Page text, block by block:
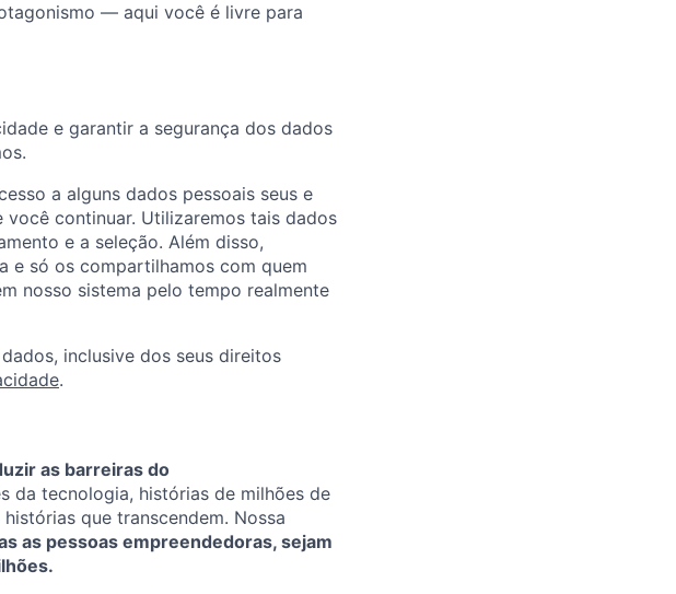
— aqui você é livre para
e garantir a segurança dos dados
a alguns dados pessoais seus e
continuar. Utilizaremos tais dados
e a seleção. Além disso,
e só os compartilhamos com quem
nosso sistema pelo tempo realmente
inclusive dos seus direitos
.
as barreiras do
da tecnologia, histórias de milhões de
que transcendem. Nossa
as pessoas empreendedoras, sejam